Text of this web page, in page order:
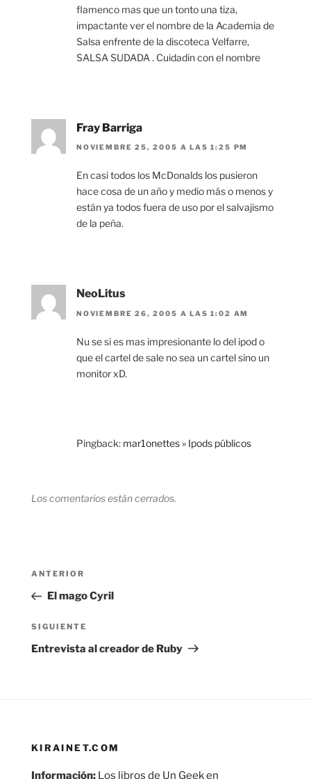
flamenco mas que un tonto una tiza,
impactante ver el nombre de la Academia de
Salsa enfrente de la discoteca Velfarre,
SALSA SUDADA . Cuidadin con el nombre
Fray Barriga
NOVIEMBRE 25, 2005 A LAS 1:25 PM
En casi todos los McDonalds los pusieron
hace cosa de un año y medio más o menos y
están ya todos fuera de uso por el salvajismo
de la peña.
NeoLitus
NOVIEMBRE 26, 2005 A LAS 1:02 AM
Nu se si es mas impresionante lo del ipod o
que el cartel de sale no sea un cartel sino un
monitor xD.
Pingback: mar1onettes » Ipods públicos
Los comentarios están cerrados.
Navegación
entradas
Entrada
anterior:
ANTERIOR
El mago Cyril
Siguiente
entrada
SIGUIENTE
Entrevista al creador de Ruby
KIRAINET.COM
Información: Los libros de Un Geek en